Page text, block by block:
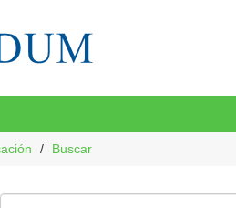
Buscar